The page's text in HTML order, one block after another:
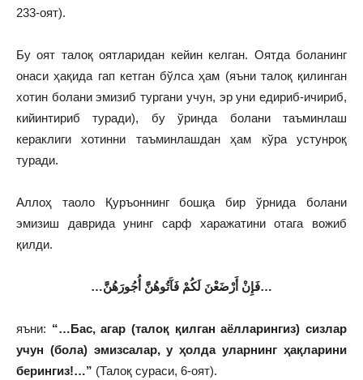
233-оят).
Бу оят талоқ оятларидан кейин келган. Оятда боланинг
онаси ҳақида гап кетган бўлса ҳам (яъни талоқ қилинган
хотин болани эмизиб тургани учун, эр уни едириб-ичириб,
кийинтириб туради), бу ўринда болани таъминлаш
кераклиги хотинни таъминлашдан ҳам кўра устунроқ
туради.
Аллоҳ таоло Қуръоннинг бошқа бир ўрнида болани
эмизиш даврида унинг сарф харажатини отага вожиб
қилди.
…فَإِنْ أَرْضَعْنَ لَكُمْ فَآَتُوهُنَّ أُجُورَهُنَّ…
яъни: “…Бас, агар (талоқ қилган аёлларингиз) сизлар
учун (бола) эмизсалар, у ҳолда уларнинг ҳақларини
берингиз!…” (Талоқ сураси, 6-оят).